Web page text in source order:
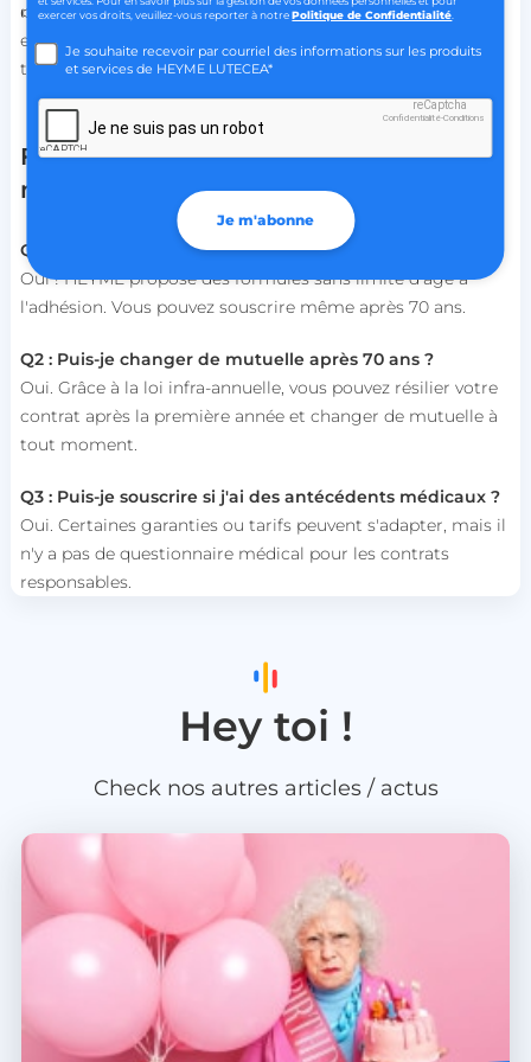
👉Obtenez un devis personnalisé en ligne avec HEYME
et trouvez la couverture idéale pour vous accompagner en
toute sérénité.
FAQ - Questions fréquentes sur la
mutuelle senior après 70 ans
Q1 : Existe-t-il une mutuelle sans limite d'âge ?
Oui ! HEYME propose des formules sans limite d'âge à
l'adhésion. Vous pouvez souscrire même après 70 ans.
Q2 : Puis-je changer de mutuelle après 70 ans ?
Oui. Grâce à la loi infra-annuelle, vous pouvez résilier votre
contrat après la première année et changer de mutuelle à
tout moment.
Q3 : Puis-je souscrire si j'ai des antécédents médicaux ?
Oui. Certaines garanties ou tarifs peuvent s'adapter, mais il
n'y a pas de questionnaire médical pour les contrats
responsables.
Hey toi !
Check nos autres articles / actus
exercer vos droits, veuillez-vous reporter à notrePolitique de Confidentialité
Je souhaite recevoir par courriel des informations sur les produits
et services de HEYME LUTECEA*
Je ne suis pas un robot
reCaptcha
Confidentialité-Conditions
Je m'abonne
.accounts.livechatinc.com
heyme_session .heyme.care
PERSISTID
worldpass.heyme.care
__oauth_redirect_detector
VISITOR_PRIVACY_METADATA
.youtube.com